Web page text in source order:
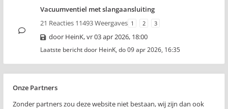
Vacuumventiel met slangaansluiting
21 Reacties 11493 Weergaves 1 2 3
door HeinK,vr 03 apr 2026, 18:00
Laatste bericht door HeinK, do 09 apr 2026, 16:35
Onze Partners
Zonder partners zou deze website niet bestaan, wij zijn dan ook